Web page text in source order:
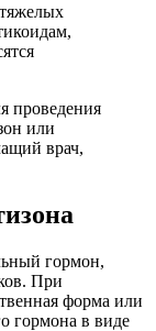
проведения
или
врач,
гормон,
При
форма или
гормона в виде